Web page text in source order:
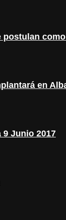
postulan
en
9 Junio 2017